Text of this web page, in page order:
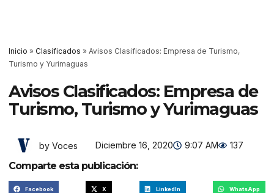
Inicio » Clasificados » Avisos Clasificados: Empresa de Turismo,
Turismo y Yurimaguas
Avisos Clasificados: Empresa de
Turismo, Turismo y Yurimaguas
by Voces Diciembre 16, 2020 9:07 AM 137
Comparte esta publicación:
Facebook X LinkedIn WhatsApp